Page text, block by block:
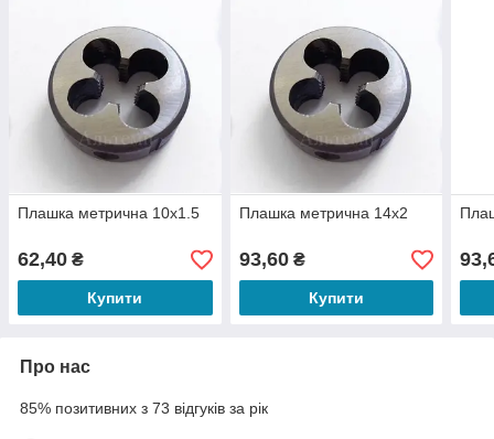
Плашка метрична 10х1.5
62,40 ₴
Купити
Плашка метрична 14х2
93,60₴
Купити
Про нас
85% позитивних з 73 відгуків за рік